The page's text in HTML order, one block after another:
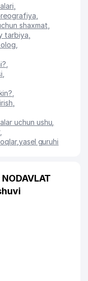
shaxmat
tarbiya
uchun ushu
,
,yasel guruhi